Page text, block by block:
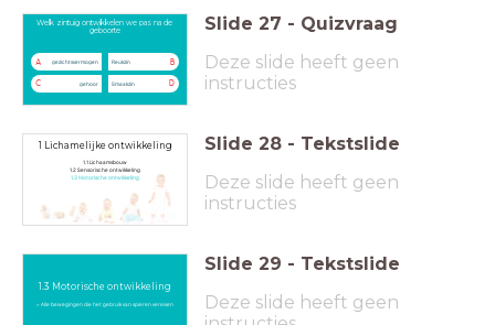
Welk zintuig ontwikkelen we pas na de
geboorte
A gezichtsvermogen B
Reukzin
C gehoor D
Smaakzin
Slide 27 - Quizvraag
Deze slide heeft geen
instructies
1 Lichamelijke ontwikkeling
1.1 Lichaamsbouw
1.2 Sensorische ontwikkeling
1.3 Motorische ontwikkeling
Slide 28 - Tekstslide
Deze slide heeft geen
instructies
1.3 Motorische ontwikkeling
= Alle bewegingen die het gebruik van spieren vereisen
Slide 29 - Tekstslide
Deze slide heeft geen